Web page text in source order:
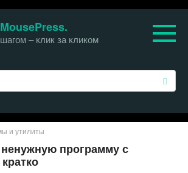
MousePress.
– клик за кликом
о
с
и утилиты
ненужную программу с